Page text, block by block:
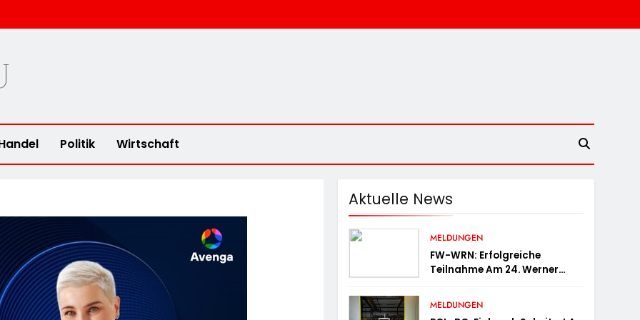
Politik Wirtschaft
Aktuelle News
MELDUNGEN
FW-WRN: Erfolgreiche
Teilnahme Am 24. Werner
MELDUNGEN